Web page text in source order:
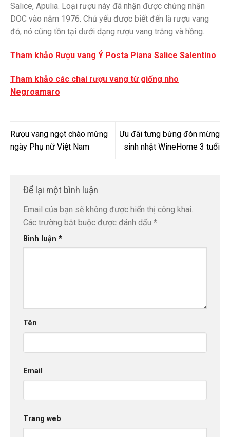
Salice, Apulia. Loại rượu này đã nhận được chứng nhận
DOC vào năm 1976. Chủ yếu được biết đến là rượu vang
đỏ, nó cũng tồn tại dưới dạng rượu vang trắng và hồng.
Tham khảo Rượu vang Ý Posta Piana Salice Salentino
Tham khảo các chai rượu vang từ giống nho
Negroamaro
Rượu vang ngọt chào mừng
ngày Phụ nữ Việt Nam
Ưu đãi tưng bừng đón mừng
sinh nhật WineHome 3 tuổi
Để lại một bình luận
Email của bạn sẽ không được hiển thị công khai.
Các trường bắt buộc được đánh dấu *
Bình luận *
Tên
Email
Trang web